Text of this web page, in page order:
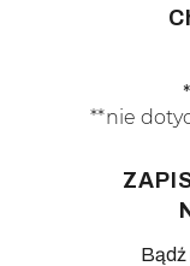
**nie
Bądź